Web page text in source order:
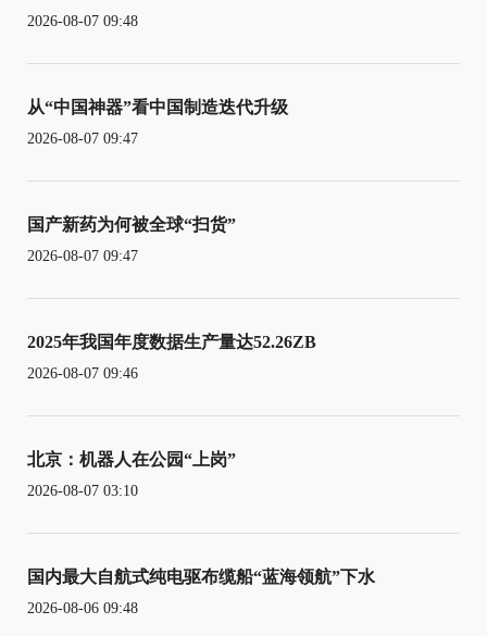
2026-08-07 09:48
从“中国神器”看中国制造迭代升级
2026-08-07 09:47
国产新药为何被全球“扫货”
2026-08-07 09:47
2025年我国年度数据生产量达52.26ZB
2026-08-07 09:46
北京：机器人在公园“上岗”
2026-08-07 03:10
国内最大自航式纯电驱布缆船“蓝海领航”下水
2026-08-06 09:48